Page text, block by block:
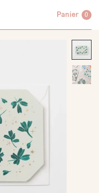
Panier 0